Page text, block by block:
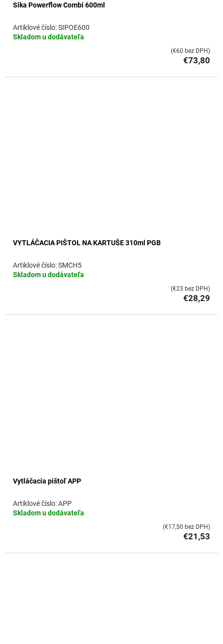
Sika Powerflow Combi 600ml
Skladom u dodávateľa
SIPOE600
€73,80
(€60 bez DPH)
VYTLÁČACIA PIŠTOL NA KARTUŠE 310ml PGB
Skladom u dodávateľa
SMCH5
€28,29
(€23 bez DPH)
Vytláčacia pištoľ APP
Skladom u dodávateľa
APP
€21,53
(€17,50 bez DPH)